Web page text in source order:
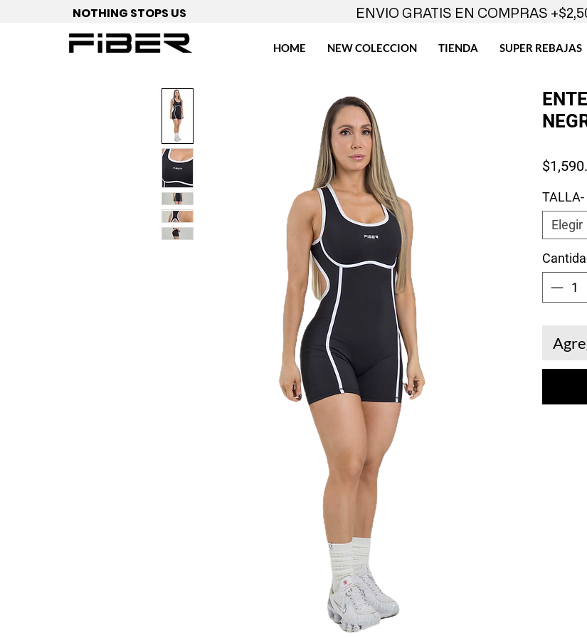
NOTHING STOPS US
HOME NEW COLECCION TIENDA SUPER REBAJAS
ENVIO GRATIS EN COMPRAS
TALLA-
Elegir